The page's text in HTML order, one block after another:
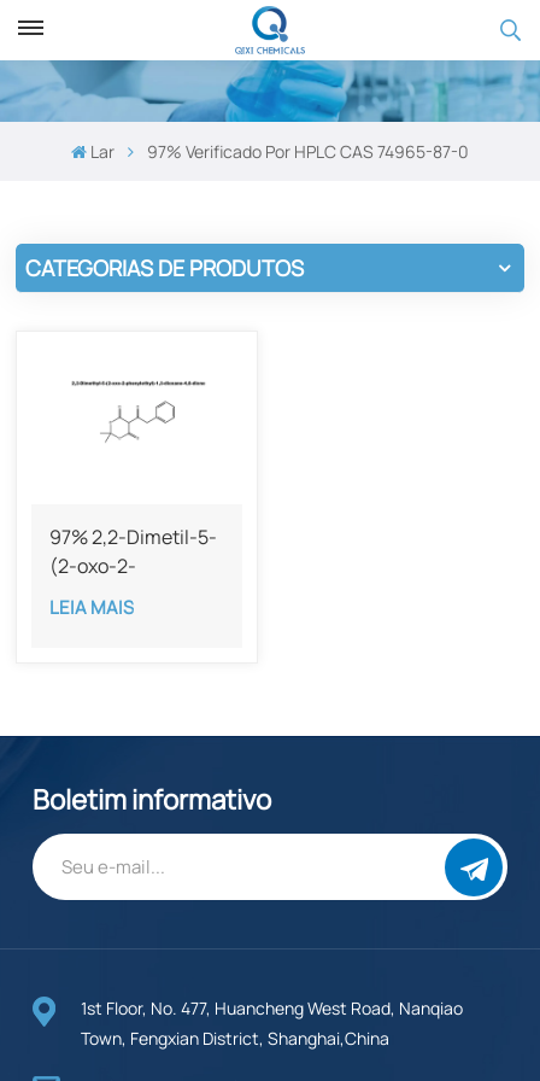
Lar 97% Verificado Por HPLC CAS 74965-87-0
CATEGORIAS DE PRODUTOS
97% 2,2-Dimetil-5-
(2-oxo-2-
feniletil)-1,3-
dioxano-4,6-diona
LEIA MAIS
Boletim informativo
1st Floor, No. 477, Huancheng West Road, Nanqiao
Town, Fengxian District, Shanghai,China